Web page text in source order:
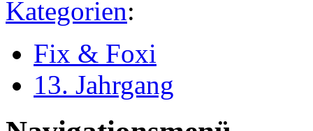
Kategorien:
Fix & Foxi
13. Jahrgang